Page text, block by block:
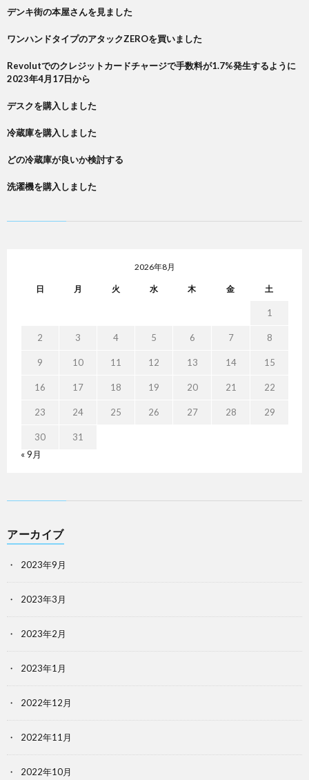
デンキ街の本屋さんを見ました
ワンハンドタイプのアタックZEROを買いました
Revolutでのクレジットカードチャージで手数料が1.7%発生するように
2023年4月17日から
デスクを購入しました
冷蔵庫を購入しました
どの冷蔵庫が良いか検討する
洗濯機を購入しました
2026年8月
日 月 火 水 木 金 土
1
2 3 4 5 6 7 8
9 10 11 12 13 14 15
16 17 18 19 20 21 22
23 24 25 26 27 28 29
30
31
« 9月
アーカイブ
2023年9月
2023年3月
2023年2月
2023年1月
2022年12月
2022年11月
2022年10月